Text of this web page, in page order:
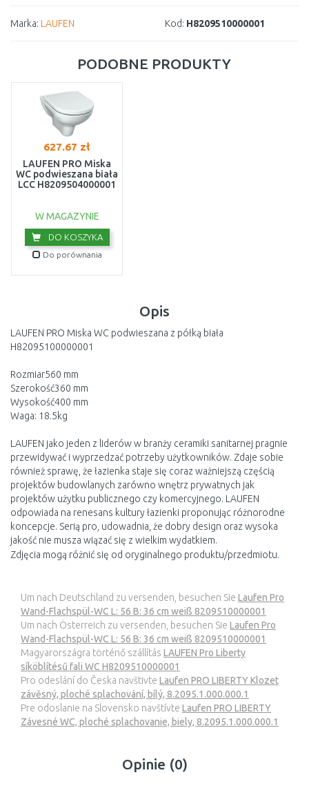
Marka: LAUFEN Kod: H8209510000001
PODOBNE PRODUKTY
627.67 zł
LAUFEN PRO Miska
WC podwieszana biała
LCC H8209504000001
W MAGAZYNIE
DO KOSZYKA
Do porównania
Opis
LAUFEN PRO Miska WC podwieszana z półką biała
H82095100000001
Rozmiar560 mm
Szerokość360 mm
Wysokość400 mm
Waga: 18.5kg
LAUFEN jako jeden z liderów w branży ceramiki sanitarnej pragnie
przewidywać i wyprzedzać potrzeby użytkowników. Zdaje sobie
również sprawę, że łazienka staje się coraz ważniejszą częścią
projektów budowlanych zarówno wnętrz prywatnych jak
projektów użytku publicznego czy komercyjnego. LAUFEN
odpowiada na renesans kultury łazienki proponując różnorodne
koncepcje. Serią pro, udowadnia, że dobry design oraz wysoka
jakość nie musza wiązać się z wielkim wydatkiem.
Zdjęcia mogą różnić się od oryginalnego produktu/przedmiotu.
Um nach Deutschland zu versenden, besuchen Sie Laufen Pro
Wand-Flachspül-WC L: 56 B: 36 cm weiß 8209510000001
Um nach Österreich zu versenden, besuchen Sie Laufen Pro
Wand-Flachspül-WC L: 56 B: 36 cm weiß 8209510000001
Magyarországra történő szállítás LAUFEN Pro Liberty
síköblítésű fali WC H8209510000001
Pro odeslání do Česka navštivte Laufen PRO LIBERTY Klozet
závěsný, ploché splachování, bílý, 8.2095.1.000.000.1
Pre odoslanie na Slovensko navštívte Laufen PRO LIBERTY
Závesné WC, ploché splachovanie, biely, 8.2095.1.000.000.1
Opinie (0)